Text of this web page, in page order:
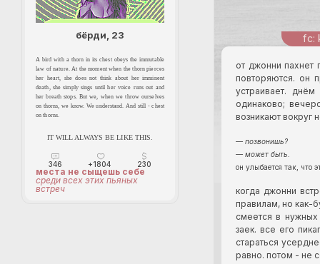
бёрди, 23
A bird with a thorn in its chest obeys the immutable
law of nature. At the moment when the thorn pierces
her heart, she does not think about her imminent
death, she simply sings until her voice runs out and
her breath stops. But we, when we throw ourselves
on thorns, we know. We understand. And still - chest
on thorns.
IT WILL ALWAYS BE LIKE THIS.
346 +1804 230
места не сыщешь себе
среди всех этих пьяных
встреч
от джонни пахнет
повторяются. он
устраивает.
одинаково;
возникают вокруг
— позвонишь?
— может быть.
он улыбается так, что
когда джонни
правилам, но как-
смеется в нужных
заек. все его
стараться
равно. потом - не